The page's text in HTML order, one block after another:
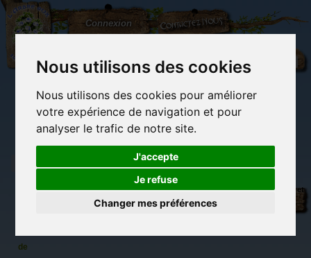
Nous utilisons des cookies
Nous utilisons des cookies pour améliorer
votre expérience de navigation et pour
analyser le trafic de notre site.
J'accepte
Je refuse
Changer mes préférences
L'Arbre
aux
100.000
Connexion Contactez-nous
(vide)
Librairie des
Carterie
originale
Activités
détente et jeux
Objets déco et
de